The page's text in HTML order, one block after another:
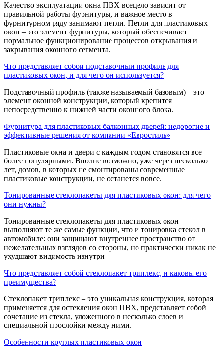
Качество эксплуатации окна ПВХ всецело зависит от
правильной работы фурнитуры, и важное место в
фурнитурном ряду занимают петли. Петли для пластиковых
окон – это элемент фурнитуры, который обеспечивает
нормальное функционирование процессов открывания и
закрывания оконного сегмента.
Что представляет собой подставочный профиль для
пластиковых окон, и для чего он используется?
Подставочный профиль (также называемый базовым) – это
элемент оконной конструкции, который крепится
непосредственно к нижней части оконного блока.
Фурнитура для пластиковых балконных дверей: недорогие и
эффективные решения от компании «Евростиль»
Пластиковые окна и двери с каждым годом становятся все
более популярными. Вполне возможно, уже через несколько
лет, домов, в которых не смонтированы современные
пластиковые конструкции, не останется вовсе.
Тонированные стеклопакеты для пластиковых окон: для чего
они нужны?
Тонированные стеклопакеты для пластиковых окон
выполняют те же самые функции, что и тонировка стекол в
автомобиле: они защищают внутреннее пространство от
нежелательных взглядов со стороны, но практически никак не
ухудшают видимость изнутри
Что представляет собой стеклопакет триплекс, и каковы его
преимущества?
Стеклопакет триплекс – это уникальная конструкция, которая
применяется для остекления окон ПВХ, представляет собой
сочетание из стекла, уложенного в несколько слоев и
специальной прослойки между ними.
Особенности круглых пластиковых окон